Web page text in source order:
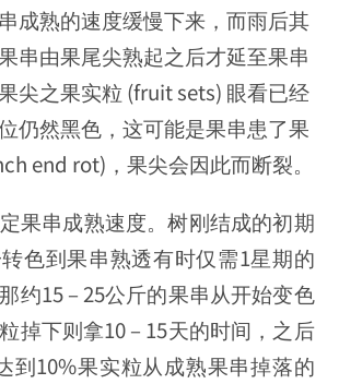
成熟的速度缓慢下来，而雨后其
串由果尾尖熟起之后才延至果串
尖之果实粒 (fruit sets) 眼看已经
仍然黑色，这可能是果串患了果
end rot)，果尖会因此而断裂。
果串成熟速度。树刚结成的初期
色到果串熟透有时仅需1星期的
约15 – 25公斤的果串从开始变色
掉下则拿10 – 15天的时间，之后
到10%果实粒从成熟果串掉落的